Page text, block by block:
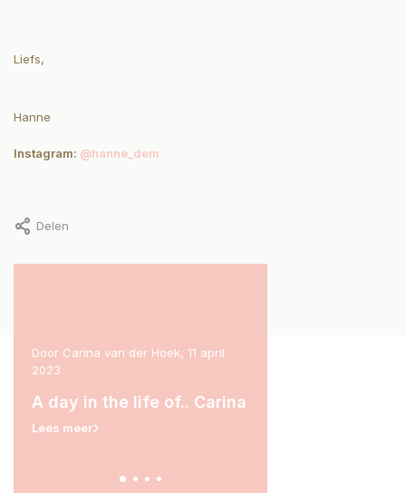
Liefs,
Hanne
Instagram: @hanne_dem
Delen
Door Manouk van Nistelrooij, 15 maart
2023
A day in the life of..
Manouk